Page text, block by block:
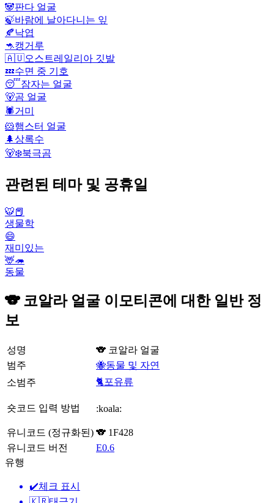
🐼판다 얼굴
🍃바람에 날아다니는 잎
🍂낙엽
🦘캥거루
🇦🇺오스트레일리아 깃발
💤수면 중 기호
😴잠자는 얼굴
🐻곰 얼굴
🕷️거미
🐹햄스터 얼굴
🌲상록수
🐻‍❄️북극곰
관련된 테마 및 공휴일
🐯📕
생물학
😄
재미있는
🦌🦔
동물
🐨 코알라 얼굴 이모티콘에 대한 일반 정
보
성명
🐨 코알라 얼굴
범주
🐝동물 및 자연
소범주
🐈포유류
숏코드 입력 방법 :koala:
유니코드 (정규화된) 🐨 1F428
유니코드 버전
E0.6
유행
✔️체크 표시